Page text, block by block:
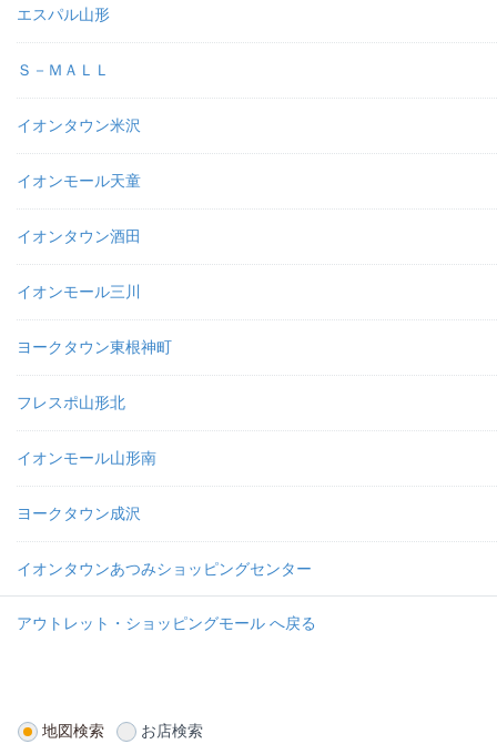
エスパル山形
Ｓ－ＭＡＬＬ
イオンタウン米沢
イオンモール天童
イオンタウン酒田
イオンモール三川
ヨークタウン東根神町
フレスポ山形北
イオンモール山形南
ヨークタウン成沢
イオンタウンあつみショッピングセンター
アウトレット・ショッピングモール へ戻る
地図検索 お店検索